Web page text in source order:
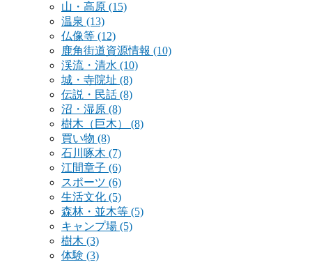
山・高原 (15)
温泉 (13)
仏像等 (12)
鹿角街道資源情報 (10)
渓流・清水 (10)
城・寺院址 (8)
伝説・民話 (8)
沼・湿原 (8)
樹木（巨木） (8)
買い物 (8)
石川啄木 (7)
江間章子 (6)
スポーツ (6)
生活文化 (5)
森林・並木等 (5)
キャンプ場 (5)
樹木 (3)
体験 (3)